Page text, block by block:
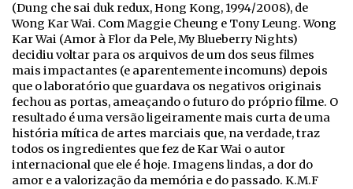
(Dung che sai duk redux, Hong Kong, 1994/2008), de
Wong Kar Wai. Com Maggie Cheung e Tony Leung. Wong
Kar Wai (Amor à Flor da Pele, My Blueberry Nights)
decidiu voltar para os arquivos de um dos seus filmes
mais impactantes (e aparentemente incomuns) depois
que o laboratório que guardava os negativos originais
fechou as portas, ameaçando o futuro do próprio filme. O
resultado é uma versão ligeiramente mais curta de uma
história mítica de artes marciais que, na verdade, traz
todos os ingredientes que fez de Kar Wai o autor
internacional que ele é hoje. Imagens lindas, a dor do
amor e a valorização da memória e do passado. K.M.F